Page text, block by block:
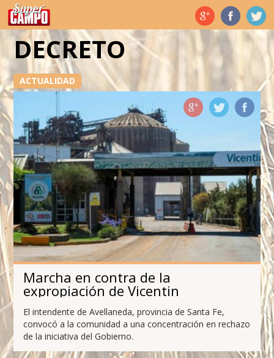
Temas de hoy
DECRETO
ACTUALIDAD
Marcha en contra de la
expropiación de Vicentin
El intendente de Avellaneda, provincia de Santa Fe,
convocó a la comunidad a una concentración en rechazo
de la iniciativa del Gobierno.